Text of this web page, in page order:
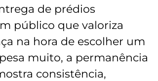
de prédios
público que valoriza
na hora de escolher um
muito, a permanência
consistência,